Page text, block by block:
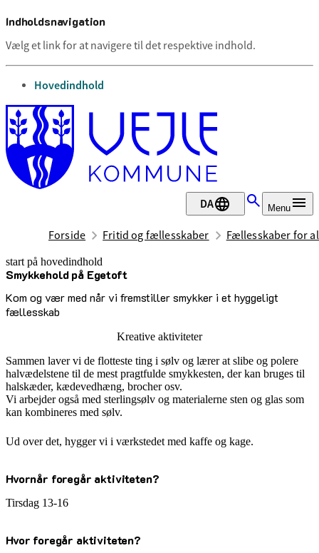
Indholdsnavigation
Vælg et link for at navigere til det respektive indhold.
gå til
Hovedindhold
DA Menu
Forside Fritid og fællesskaber Fællesskaber for
start på hovedindhold
Smykkehold på Egetoft
Kom og vær med når vi fremstiller smykker i et hyggeligt
fællesskab
senest opdateret 12. maj 2026
Kreative aktiviteter
Sammen laver vi de flotteste ting i sølv og lærer at slibe og polere
halvædelstene til de mest pragtfulde smykkesten, der kan bruges til
halskæder, kædevedhæng, brocher osv.
Vi arbejder også med sterlingsølv og materialerne sten og glas som
kan kombineres med sølv.
Ud over det, hygger vi i værkstedet med kaffe og kage.
Hvornår foregår aktiviteten?
Tirsdag 13-16
Hvor foregår aktiviteten?